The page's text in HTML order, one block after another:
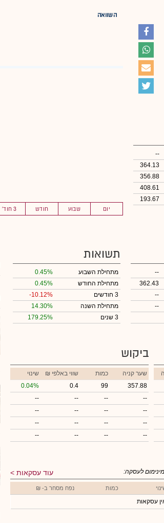
השוואה
יום שבוע חודש 3 חוד'
--
364.13
356.88
408.61
193.67
--
362.43
--
--
תשואות
מתחילת השבוע
0.45%
מתחילת החודש
0.45%
3 חודשים
-10.12%
מתחילת השנה
14.30%
3 שנים
179.25%
ביקוש
שער קניה כמות ₪ שווי באלפי
שינוי
357.88
99
0.4
0.04%
--
--
--
--
--
--
--
--
--
--
--
--
--
--
--
--
עוד עסקאות מינימום לעסקה:
כמות נפח מסחר ב- ₪
עסקאות